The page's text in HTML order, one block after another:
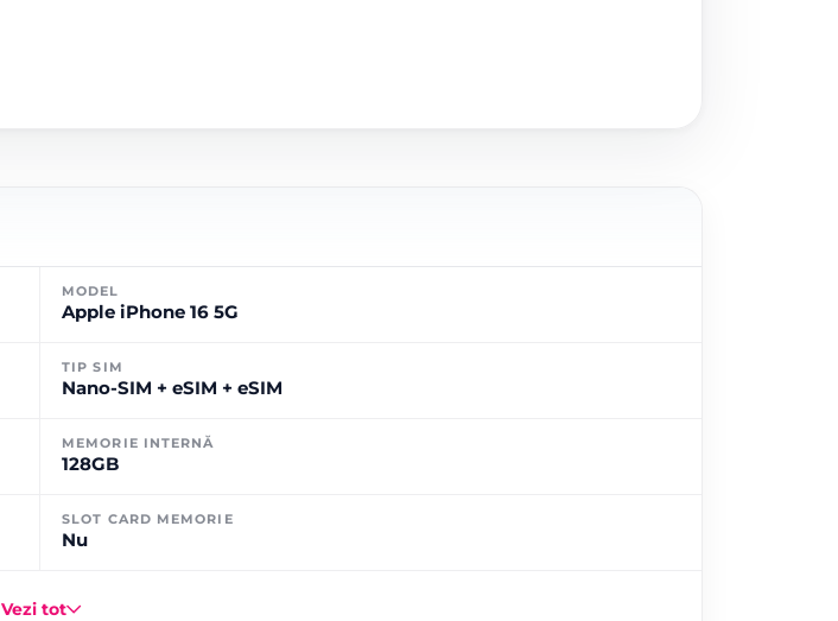
MODEL
Apple iPhone 16 5G
TIP SIM
Nano-SIM + eSIM + eSIM
MEMORIE INTERNĂ
128GB
SLOT CARD MEMORIE
Nu
Vezi tot